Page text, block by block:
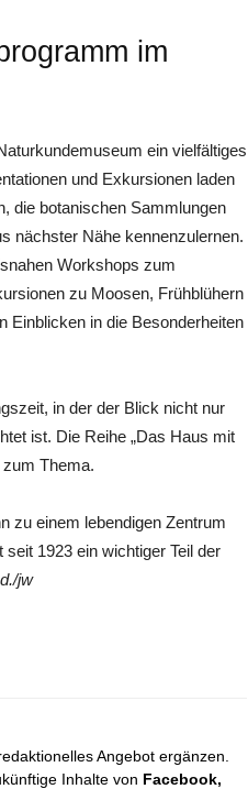
im
ein vielfältiges
und Exkursionen laden
die botanischen Sammlungen
nächster Nähe kennenzulernen.
Workshops zum
zu Moosen, Frühblühern
Einblicken in die Besonderheiten
in der der Blick nicht nur
ist. Die Reihe „Das Haus mit
Thema.
zu einem lebendigen Zentrum
1923 ein wichtiger Teil der
jw
Angebot ergänzen.
Inhalte von Facebook,